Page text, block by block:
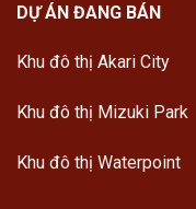
DỰ ÁN ĐANG BÁN
Khu đô thị Akari City
Khu đô thị Mizuki Park
Khu đô thị Waterpoint